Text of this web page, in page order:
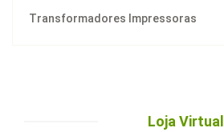
Transformadores Impressoras
Loja Virtual